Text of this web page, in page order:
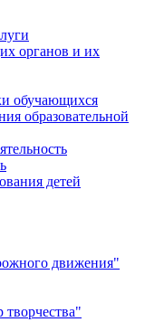
органов и их
обучающихся
образовательной
детей
движения"